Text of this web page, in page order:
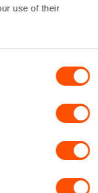
use of their